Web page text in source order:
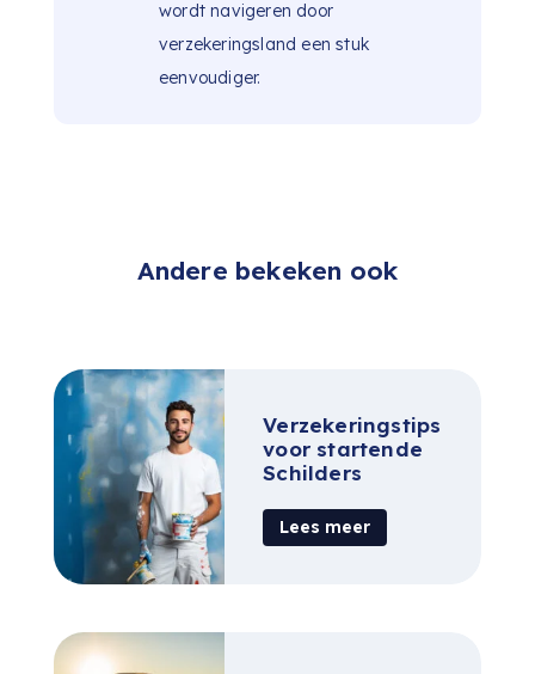
wordt navigeren door
verzekeringsland een stuk
eenvoudiger.
Andere bekeken ook
Verzekeringstips
voor startende
Schilders
Lees meer